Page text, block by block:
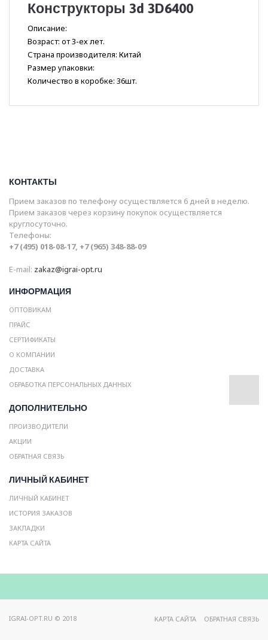
Конструкторы 3d 3D6400
Описание:
Возраст: от 3-ех лет.
Страна производителя: Китай
Размер упаковки:
Количество в коробке: 36шт.
КОНТАКТЫ
Прием заказов по телефону осуществляется 6 дней в неделю.
Прием заказов через корзину покупок осуществляется
круглосуточно.
Телефоны:
+7 (495) 018-08-17, +7 (965) 348-88-09
E-mail: zakaz@igrai-opt.ru
ИНФОРМАЦИЯ
ОПТОВИКАМ
ПРАЙС
СЕРТИФИКАТЫ
О КОМПАНИИ
ДОСТАВКА
ОБРАБОТКА ПЕРСОНАЛЬНЫХ ДАННЫХ
ДОПОЛНИТЕЛЬНО
ПРОИЗВОДИТЕЛИ
АКЦИИ
ОБРАТНАЯ СВЯЗЬ
ЛИЧНЫЙ КАБИНЕТ
ЛИЧНЫЙ КАБИНЕТ
ИСТОРИЯ ЗАКАЗОВ
ЗАКЛАДКИ
КАРТА САЙТА
IGRAI-OPT.RU © 2018 КАРТА САЙТА ОБРАТНАЯ СВЯЗЬ